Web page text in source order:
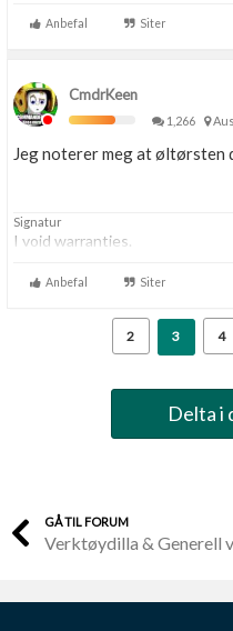
Anbefal Siter
CmdrKeen
1,266
Jeg noterer meg at øltørsten
Signatur
I void warranties.
Anbefal Siter
2 3 4
Delta i
GÅ TIL FORUM
Verktøydilla & Generell